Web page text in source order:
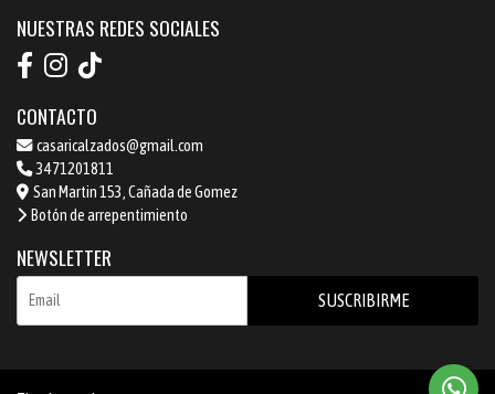
NUESTRAS REDES SOCIALES
CONTACTO
casaricalzados@gmail.com
3471201811
San Martin 153, Cañada de Gomez
Botón de arrepentimiento
NEWSLETTER
SUSCRIBIRME